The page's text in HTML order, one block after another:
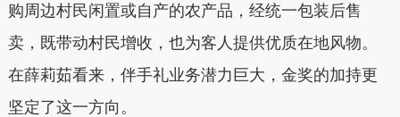
购周边村民闲置或自产的农产品，经统一包装后售
卖，既带动村民增收，也为客人提供优质在地风物。
在薛莉茹看来，伴手礼业务潜力巨大，金奖的加持更
坚定了这一方向。